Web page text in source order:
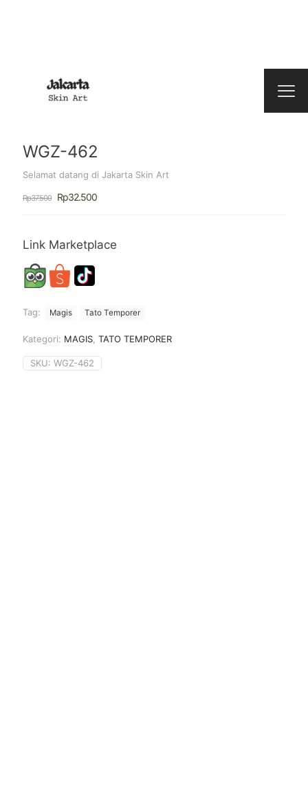
WGZ-462
Selamat datang di Jakarta Skin Art
Rp37.500
Harga
adalah:
Rp32.500Harga
ini
Rp32.500.
Link Marketplace
Tag: Magis Tato Temporer
Kategori: MAGIS TATO TEMPORER
SKU: WGZ-462